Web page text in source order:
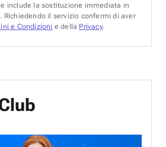
include la sostituzione immediata in
Richiedendo il servizio confermi di aver
e Condizioni e della Privacy.